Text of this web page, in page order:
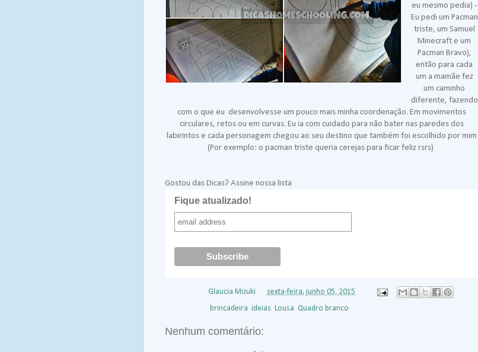
eu mesmo pedia) -
Eu pedi um Pacman
triste, um Samuel
Minecraft e um
Pacman Bravo),
então para cada
um a mamãe fez
um caminho
diferente, fazendo
com o que eu desenvolvesse um pouco mais minha coordenação. Em movimentos
circulares, retos ou em curvas. Eu ia com cuidado para não bater nas paredes dos
labirintos e cada personagem chegou ao seu destino que também foi escolhido por mim
(Por exemplo: o pacman triste queria cerejas para ficar feliz rsrs)
Gostou das Dicas? Assine nossa lista
Fique atualizado!
Glaucia Mizuki sexta-feira, junho 05, 2015
brincadeira ideias Lousa Quadro branco
Nenhum comentário: